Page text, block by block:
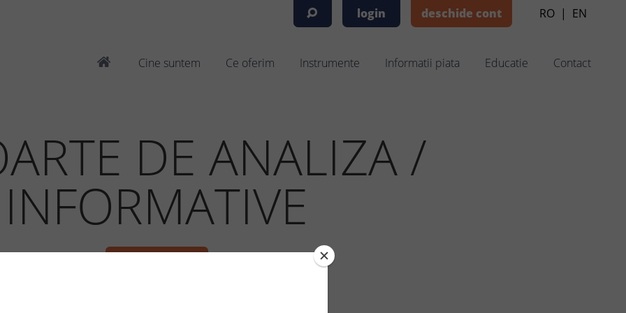
Cine suntem Ce oferim Instrumente Informatii piata Educatie Contact
login deschide cont RO | EN
DE ANALIZA /
INFORMATIVE